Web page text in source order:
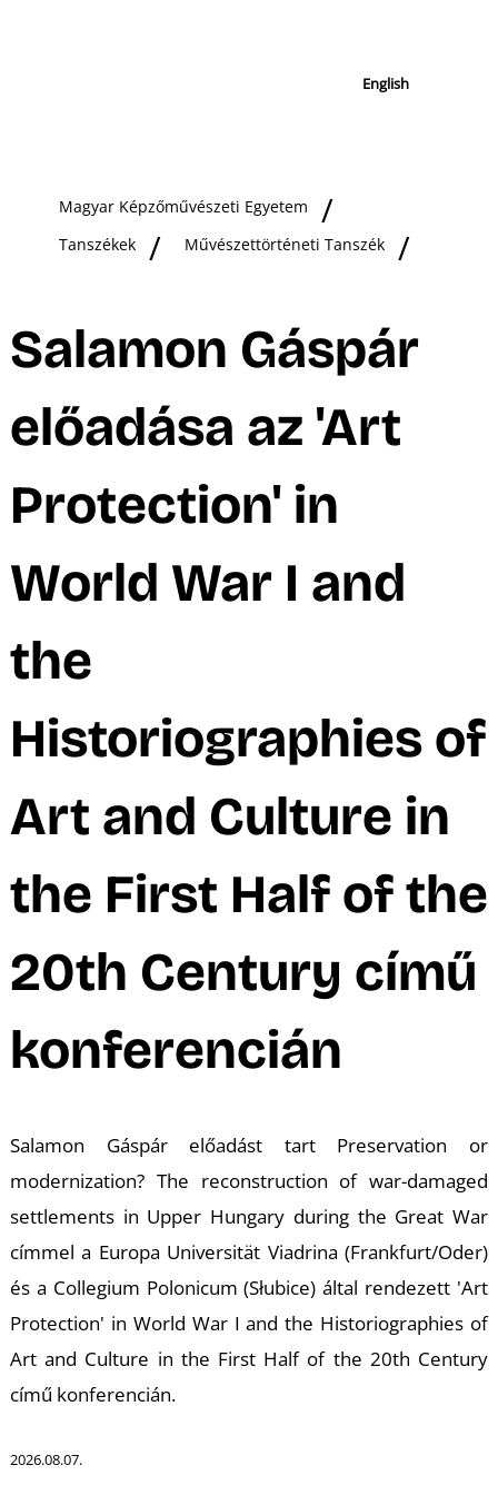
English
Magyar Képzőművészeti Egyetem
Tanszékek
Művészettörténeti Tanszék
Salamon Gáspár
előadása az 'Art
Protection' in
World War I and
the
Historiographies of
Art and Culture in
the First Half of the
20th Century című
konferencián
Salamon Gáspár előadást tart Preservation or
modernization? The reconstruction of war-damaged
settlements in Upper Hungary during the Great War
címmel a Europa Universität Viadrina (Frankfurt/Oder)
és a Collegium Polonicum (Słubice) által rendezett 'Art
Protection' in World War I and the Historiographies of
Art and Culture in the First Half of the 20th Century
című konferencián.
2026.08.07.